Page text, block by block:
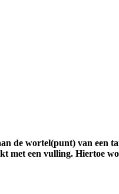
de wortel(punt) van een
met een vulling. Hiertoe